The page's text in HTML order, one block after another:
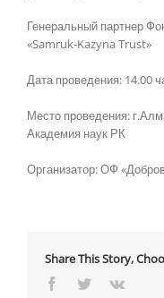
Генеральный партнер
«Samruk-Kazyna Trust»
Дата проведения: 14.00
Место проведения:
Академия наук РК
Организатор: ОФ
Share This Story,
Facebook
TwitterVk